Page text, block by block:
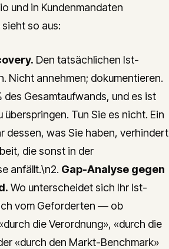
und in Kundenmandaten
so aus:
Den tatsächlichen Ist-
Nicht annehmen; dokumentieren.
des Gesamtaufwands, und es ist
Tun Sie es nicht. Ein
dessen, was Sie haben, verhindert
die sonst in der
anfällt.\n2. Gap-Analyse gegen
Wo unterscheidet sich Ihr Ist-
vom Geforderten — ob
die Verordnung», «durch die
«durch den Markt-Benchmark»